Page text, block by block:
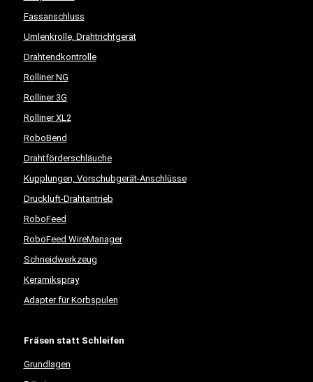
Fassanschluss
Umlenkrolle, Drahtrichtgerät
Drahtendkontrolle
Rolliner NG
Rolliner 3G
Rolliner XL2
RoboBend
Drahtförderschläuche
Kupplungen, Vorschubgerät-Anschlüsse
Druckluft-Drahtantrieb
RoboFeed
RoboFeed WireManager
Schneidwerkzeug
Keramikspray
Adapter für Korbspulen
Fräsen statt Schleifen
Grundlagen